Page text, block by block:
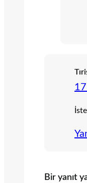
Bir yanıt